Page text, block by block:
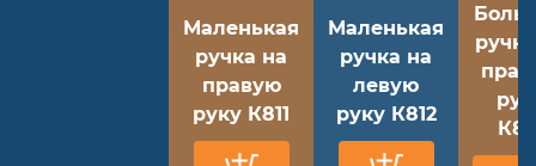
Маленькая
ручка на
правую
руку К811
Маленькая
ручка на
левую
руку К812